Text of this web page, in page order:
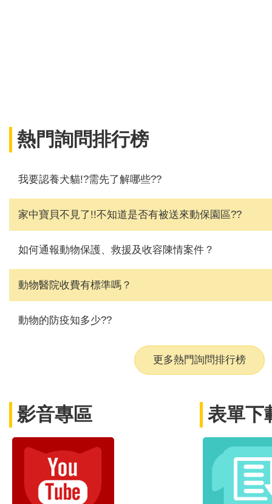
熱門詢問排行榜
我要認養犬貓!?需先了解哪些??
家中寶貝不見了!!不知道是否有被送來動保園區??
如何通報動物保護、救援及收容陳情案件？
動物醫院收費有標準嗎？
動物的防疫知多少??
更多熱門詢問排行榜
影音專區 表單下